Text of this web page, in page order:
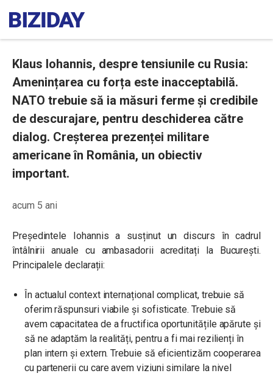
Klaus Iohannis, despre tensiunile cu Rusia:
Amenințarea cu forța este inacceptabilă.
NATO trebuie să ia măsuri ferme și credibile
de descurajare, pentru deschiderea către
dialog. Creșterea prezenței militare
americane în România, un obiectiv
important.
acum 5 ani
Președintele Iohannis a susținut un discurs în cadrul
întâlnirii anuale cu ambasadorii acreditați la București.
Principalele declarații:
În actualul context internațional complicat, trebuie să
oferim răspunsuri viabile și sofisticate. Trebuie să
avem capacitatea de a fructifica oportunitățile apărute și
să ne adaptăm la realități, pentru a fi mai rezilienți în
plan intern și extern. Trebuie să eficientizăm cooperarea
cu partenerii cu care avem viziuni similare la nivel